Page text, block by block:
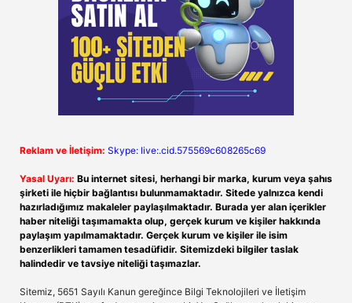
Reklam ve İletişim: Skype: live:.cid.575569c608265c69
Yasal Uyarı: Bu internet sitesi, herhangi bir marka, kurum veya şahıs
şirketi ile hiçbir bağlantısı bulunmamaktadır. Sitede yalnızca kendi
hazırladığımız makaleler paylaşılmaktadır. Burada yer alan içerikler
haber niteliği taşımamakta olup, gerçek kurum ve kişiler hakkında
paylaşım yapılmamaktadır. Gerçek kurum ve kişiler ile isim
benzerlikleri tamamen tesadüfidir. Sitemizdeki bilgiler taslak
halindedir ve tavsiye niteliği taşımazlar.
Sitemiz, 5651 Sayılı Kanun gereğince Bilgi Teknolojileri ve İletişim